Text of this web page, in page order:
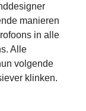
manieren
in alle
Alle
volgende
klinken.